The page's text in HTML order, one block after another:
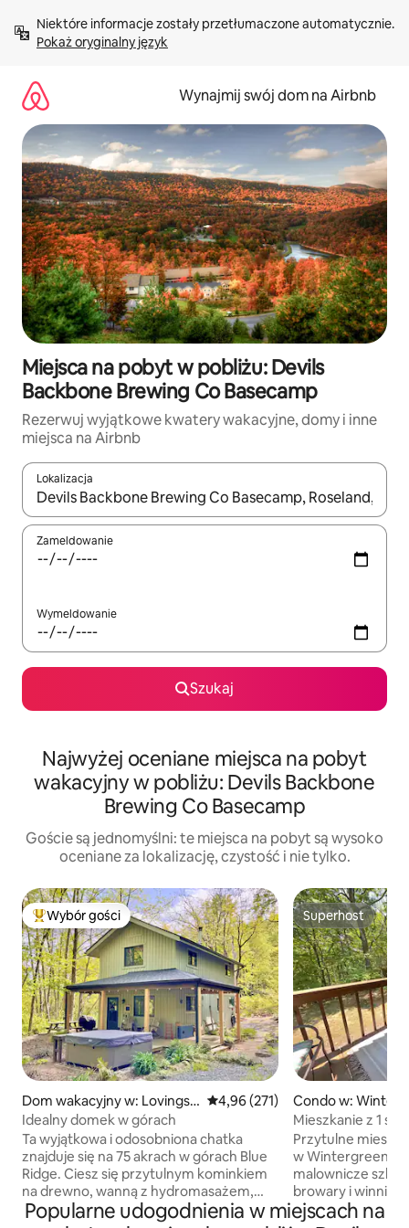
treści Pokaż oryginalny język
Wynajmij swój dom na Airbnb
Miejsca na pobyt w pobliżu: Devils
Backbone Brewing Co Basecamp
Rezerwuj wyjątkowe kwatery wakacyjne, domy i inne
miejsca na Airbnb
Lokalizacja
Gdy wyniki będą dostępne, możesz poruszać się po nich za
Zameldowanie
Wymeldowanie
Szukaj
Najwyżej oceniane miejsca na pobyt
wakacyjny w pobliżu: Devils Backbone
Brewing Co Basecamp
Goście są jednomyślni: te miejsca na pobyt są wysoko
oceniane za lokalizację, czystość i nie tylko.
Najpopularniejsze z kategorii Wybór gości
Wybór gości
Dom wakacyjny w: Lovingst
on
Średnia ocena: 4,96 na 5, liczba
4,96 (271)
Idealny domek w górach
Ta wyjątkowa i odosobniona chatka
znajduje się na 75 akrach w górach Blue
Ridge. Ciesz się przytulnym kominkiem
na drewno, wanną z hydromasażem,
grillem na węgiel drzewny i szybkim,
Superhost
Superhost
Condo w:
rt
Mieszkanie z 1
turystycznych,
Przytulne
w Wintergreen 🌳 🌄 W
malownicze
browary i winnice.
wypoczynkowa i
Popularne udogodnienia w miejscach na